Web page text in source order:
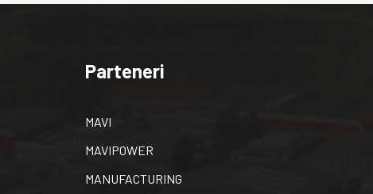
Parteneri
MAVI
MAVIPOWER
MANUFACTURING